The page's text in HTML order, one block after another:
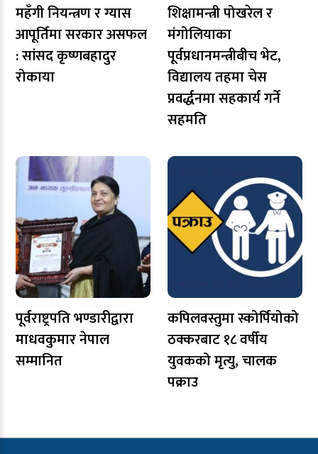
महँगी नियन्त्रण र ग्यास
आपूर्तिमा सरकार असफल
: सांसद कृष्णबहादुर
रोकाया
शिक्षामन्त्री पोखरेल र
मंगोलियाका
पूर्वप्रधानमन्त्रीबीच भेट,
विद्यालय तहमा चेस
प्रवर्द्धनमा सहकार्य गर्ने
सहमति
पूर्वराष्ट्रपति भण्डारीद्वारा
माधवकुमार नेपाल
सम्मानित
कपिलवस्तुमा स्कोर्पियोको
ठक्करबाट १८ वर्षीय
युवकको मृत्यु, चालक
पक्राउ